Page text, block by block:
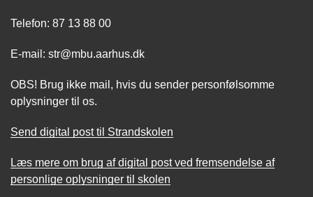
Telefon: 87 13 88 00
E-mail: str@mbu.aarhus.dk
OBS! Brug ikke mail, hvis du sender personfølsomme
oplysninger til os.
Send digital post til Strandskolen
Læs mere om brug af digital post ved fremsendelse af
personlige oplysninger til skolen